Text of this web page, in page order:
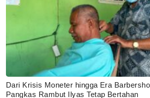
Dari Krisis Moneter hingga Era
Pangkas Rambut Ilyas Tetap Bertahan